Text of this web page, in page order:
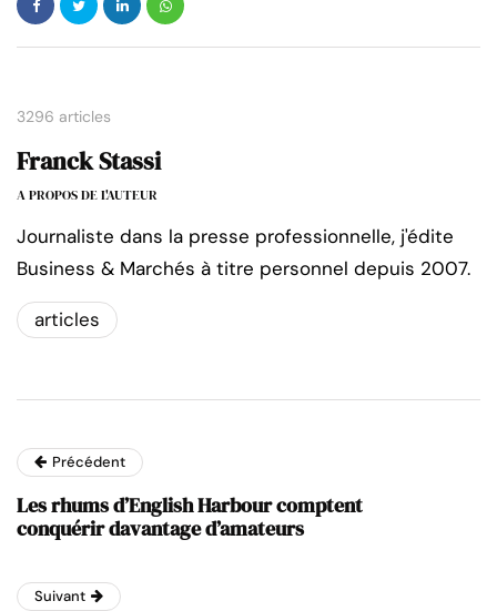
3296 articles
Franck Stassi
A PROPOS DE L'AUTEUR
Journaliste dans la presse professionnelle, j'édite
Business & Marchés à titre personnel depuis 2007.
articles
Précédent
Les rhums d’English Harbour comptent
conquérir davantage d’amateurs
Suivant